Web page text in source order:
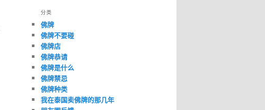
分类
佛牌
佛牌不要碰
佛牌店
佛牌恭请
佛牌是什么
佛牌禁忌
佛牌种类
我在泰国卖佛牌的那几年